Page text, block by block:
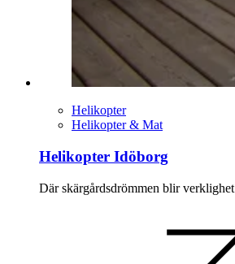
Helikopter
Helikopter & Mat
Helikopter Idöborg
Där skärgårdsdrömmen blir verklighet